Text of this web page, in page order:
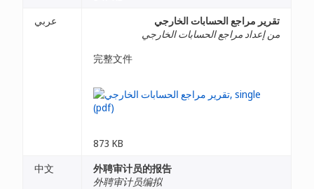
عربي
تقرير مراجع الحسابات الخارجي
من إعداد مراجع الحسابات الخارجي
完整文件
873 KB
中文
外聘审计员的报告
外聘审计员编拟